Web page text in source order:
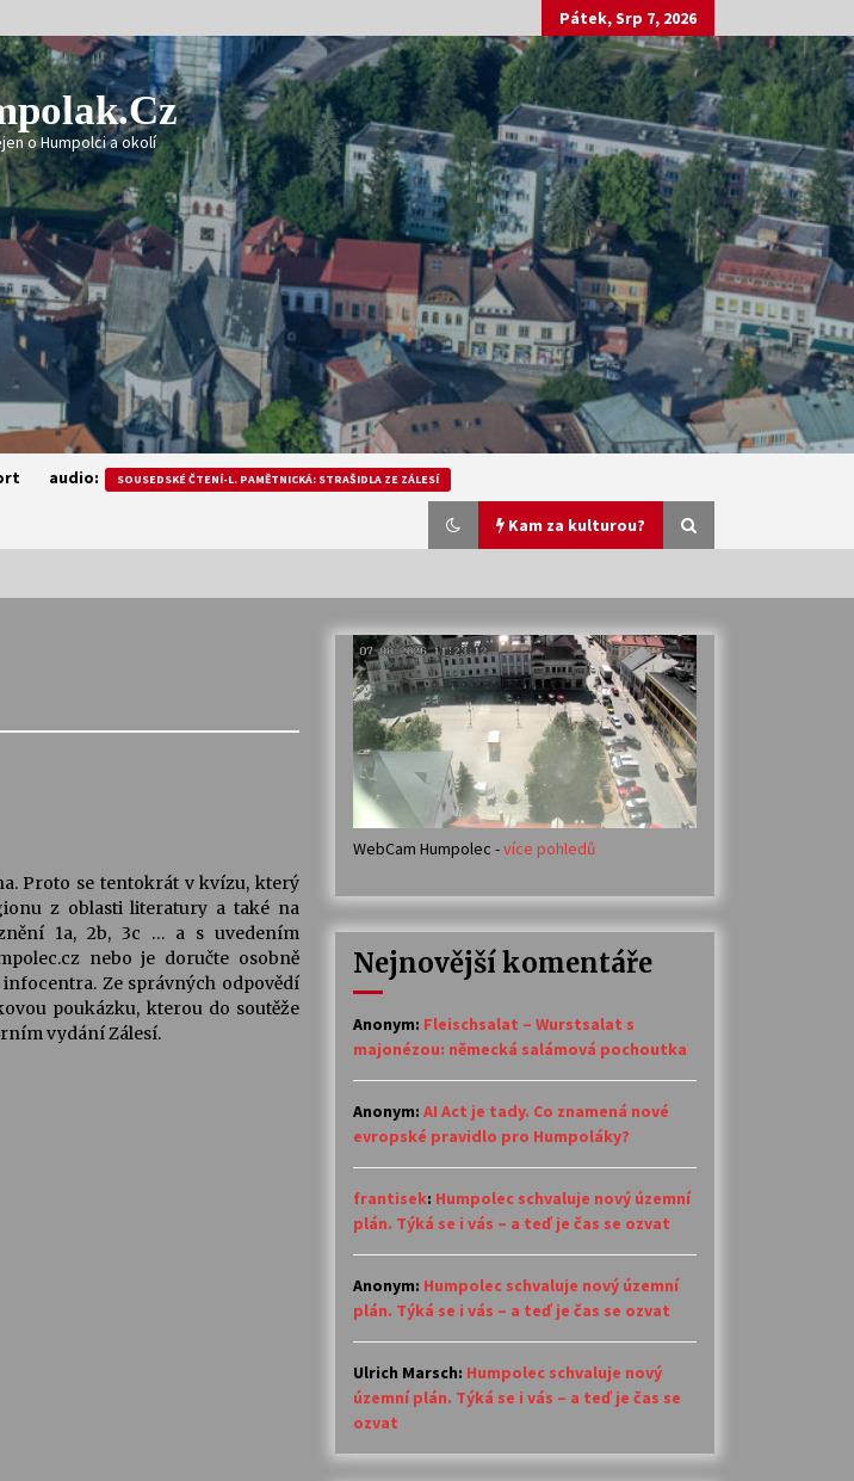
Pátek, Srp 7, 2026
o Humpolci a okolí
audio: SOUSEDSKÉ ČTENÍ-L. PAMĚTNICKÁ: STRAŠIDLA ZE ZÁLESÍ
Kam za kulturou?
Veselí muzikanti
30. 7. 2026
Votavžatský ploty
23. 7. 2026
17. 7. 2026 14. 7. 2026
recitál Michala Novenka v
Želiv
3. 7. 2026
30. 6. 2026
Proto se tentokrát v kvízu, který
z oblasti literatury a také na
1a, 2b, 3c … a s uvedením
nebo je doručte osobně
Ze správných odpovědí
poukázku, kterou do soutěže
vydání Zálesí.
WebCam Humpolec -více pohledů
Nejnovější komentáře
Anonym: Fleischsalat – Wurstsalat s
majonézou: německá salámová pochoutka
Anonym: AI Act je tady. Co znamená nové
evropské pravidlo pro Humpoláky?
frantisek: Humpolec schvaluje nový územní
plán. Týká se i vás – a teď je čas se ozvat
Anonym: Humpolec schvaluje nový územní
plán. Týká se i vás – a teď je čas se ozvat
Ulrich Marsch: Humpolec schvaluje nový
územní plán. Týká se i vás – a teď je čas se
ozvat